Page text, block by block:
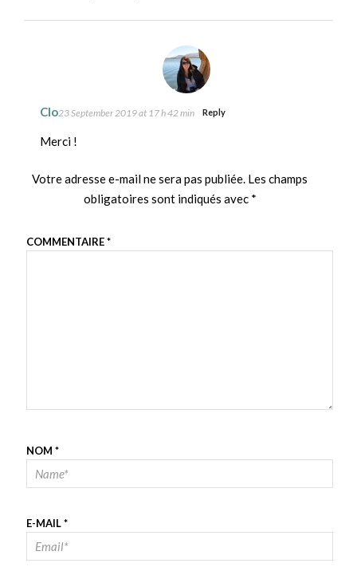
Clo23 September 2019 at 17 h 42 min Reply
Merci !
Votre adresse e-mail ne sera pas publiée. Les champs
obligatoires sont indiqués avec *
COMMENTAIRE*
NOM *
E-MAIL*